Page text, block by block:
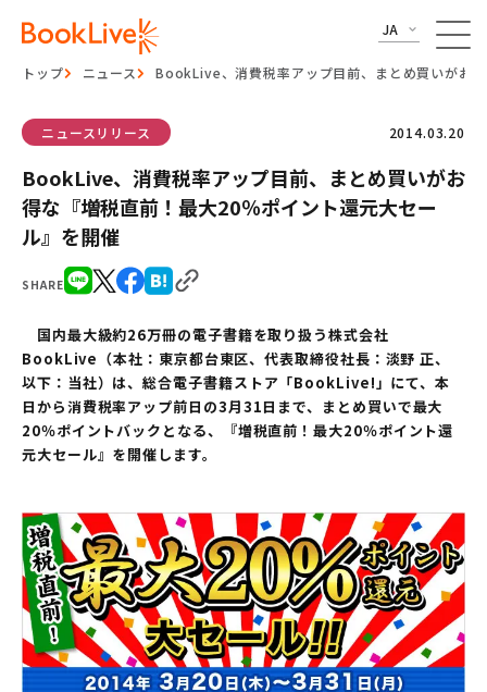
JA
トップ ニュース BookLive、消費税率アップ目前、まとめ買いがお
SHARE
ニュースリリース 2014.03.20
BookLive、消費税率アップ目前、まとめ買いがお
得な『増税直前！最大20％ポイント還元大セー
ル』を開催
国内最大級約26万冊の電子書籍を取り扱う株式会社
BookLive（本社：東京都台東区、代表取締役社長：淡野 正、
以下：当社）は、総合電子書籍ストア「BookLive!」にて、本
日から消費税率アップ前日の3月31日まで、まとめ買いで最大
20％ポイントバックとなる、『増税直前！最大20％ポイント還
元大セール』を開催します。